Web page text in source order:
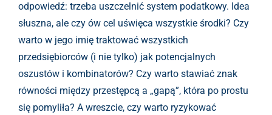
odpowiedź: trzeba uszczelnić system podatkowy. Idea
słuszna, ale czy ów cel uświęca wszystkie środki? Czy
warto w jego imię traktować wszystkich
przedsiębiorców (i nie tylko) jak potencjalnych
oszustów i kombinatorów? Czy warto stawiać znak
równości między przestępcą a „gapą”, która po prostu
się pomyliła? A wreszcie, czy warto ryzykować